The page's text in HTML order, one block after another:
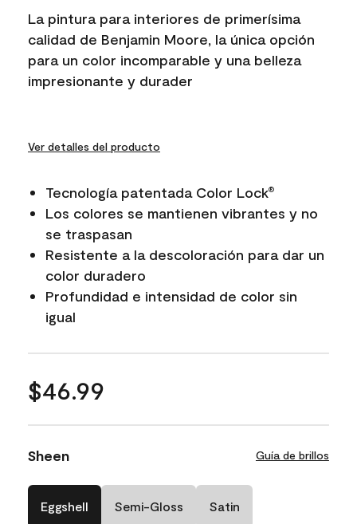
link.
La pintura para interiores de primerísima
calidad de Benjamin Moore, la única opción
para un color incomparable y una belleza
impresionante y durader
Ver detalles del producto
Tecnología patentada Color Lock®
Los colores se mantienen vibrantes y no
se traspasan
Resistente a la descoloración para dar un
color duradero
Profundidad e intensidad de color sin
igual
$46.99
Sheen Guía de brillos
Eggshell Semi-Gloss Satin